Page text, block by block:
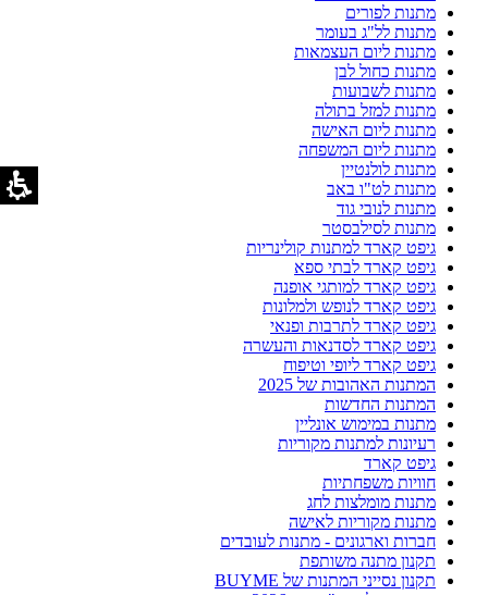
מתנות לפורים
מתנות לל"ג בעומר
מתנות ליום העצמאות
מתנות כחול לבן
מתנות לשבועות
מתנות למזל בתולה
מתנות ליום האישה
מתנות ליום המשפחה
מתנות לולנטיין
מתנות לט"ו באב
מתנות לנובי גוד
מתנות לסילבסטר
גיפט קארד למתנות קולינריות
גיפט קארד לבתי ספא
גיפט קארד למותגי אופנה
גיפט קארד לנופש ולמלונות
גיפט קארד לתרבות ופנאי
גיפט קארד לסדנאות והעשרה
גיפט קארד ליופי וטיפוח
המתנות האהובות של 2025
המתנות החדשות
מתנות במימוש אונליין
רעיונות למתנות מקוריות
גיפט קארד
חוויות משפחתיות
מתנות מומלצות לחג
מתנות מקוריות לאישה
חברות וארגונים - מתנות לעובדים
תקנון מתנה משותפת
תקנון נסייני המתנות של BUYME